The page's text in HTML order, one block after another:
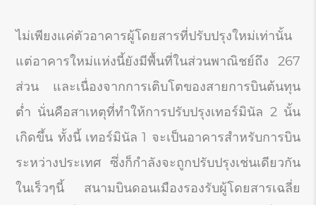
ไม่เพียงแค่ตัวอาคารผู้โดยสารที่ปรับปรุงใหม่เท่านั้น
แต่อาคารใหม่แห่งนี้ยังมีพื้นที่ในส่วนพาณิชย์ถึง 267
ส่วน และเนื่องจากการเติบโตของสายการบินต้นทุน
ต่ำ นั่นคือสาเหตุที่ทำให้การปรับปรุงเทอร์มินัล 2 นั้น
เกิดขึ้น ทั้งนี้ เทอร์มินัล 1 จะเป็นอาคารสำหรับการบิน
ระหว่างประเทศ ซึ่งก็กำลังจะถูกปรับปรุงเช่นเดียวกัน
ในเร็วๆนี้ สนามบินดอนเมืองรองรับผู้โดยสารเฉลี่ย